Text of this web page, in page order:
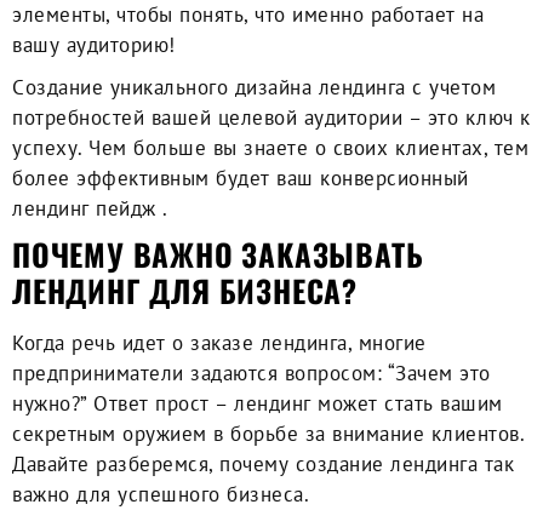
элементы, чтобы понять, что именно работает на
вашу аудиторию!
Cоздание уникального дизайна лендинга с учетом
потребностей вашей целевой аудитории – это ключ к
успеху. Чем больше вы знаете о своих клиентах, тем
более эффективным будет ваш конверсионный
лендинг пейдж .
ПОЧЕМУ ВАЖНО ЗАКАЗЫВАТЬ
ЛЕНДИНГ ДЛЯ БИЗНЕСА?
Когда речь идет о заказе лендинга, многие
предприниматели задаются вопросом: “Зачем это
нужно?” Ответ прост – лендинг может стать вашим
секретным оружием в борьбе за внимание клиентов.
Давайте разберемся, почему создание лендинга так
важно для успешного бизнеса.